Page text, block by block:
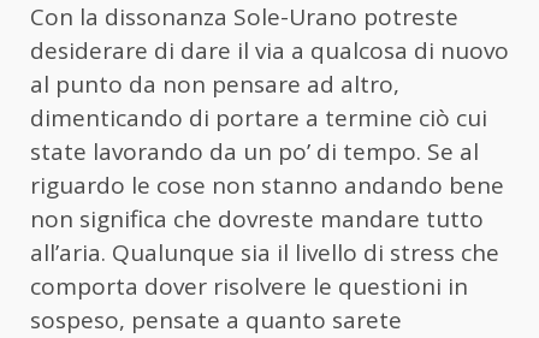
Con la dissonanza Sole-Urano potreste
desiderare di dare il via a qualcosa di nuovo
al punto da non pensare ad altro,
dimenticando di portare a termine ciò cui
state lavorando da un po’ di tempo. Se al
riguardo le cose non stanno andando bene
non significa che dovreste mandare tutto
all’aria. Qualunque sia il livello di stress che
comporta dover risolvere le questioni in
sospeso, pensate a quanto sarete